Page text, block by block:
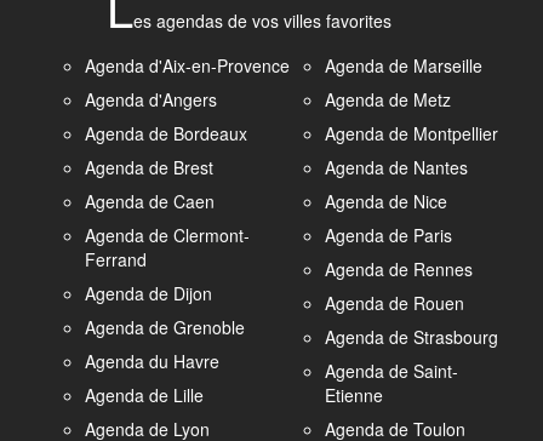
es agendas de vos villes favorites
Agenda d'Aix-en-Provence
Agenda d'Angers
Agenda de Bordeaux
Agenda de Brest
Agenda de Caen
Agenda de Clermont-
Ferrand
Agenda de Dijon
Agenda de Grenoble
Agenda du Havre
Agenda de Lille
Agenda de Lyon
Agenda de Marseille
Agenda de Metz
Agenda de Montpellier
Agenda de Nantes
Agenda de Nice
Agenda de Paris
Agenda de Rennes
Agenda de Rouen
Agenda de Strasbourg
Agenda de Saint-
Etienne
Agenda de Toulon